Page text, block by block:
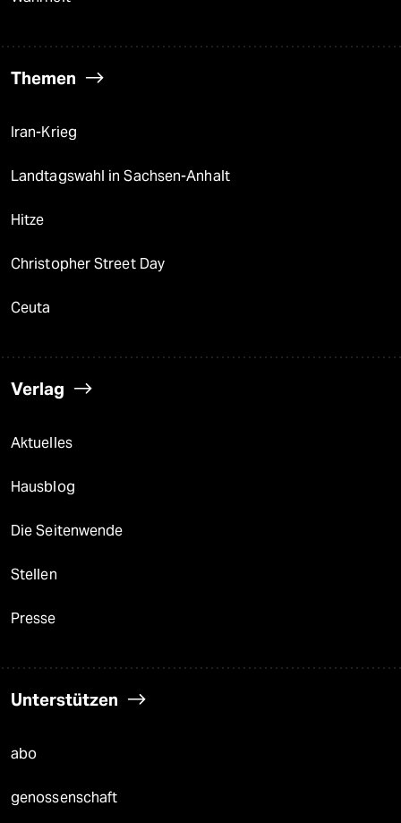
Themen
Iran-Krieg
Landtagswahl in Sachsen-Anhalt
Hitze
Christopher Street Day
Ceuta
Verlag
Aktuelles
Hausblog
Die Seitenwende
Stellen
Presse
Unterstützen
abo
genossenschaft